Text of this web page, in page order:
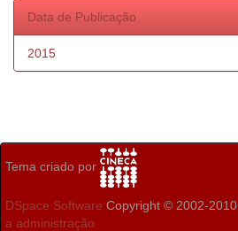
Data de Publicação
2015
Tema criado por
DSpace Software Copyright © 2002-2010
a administração